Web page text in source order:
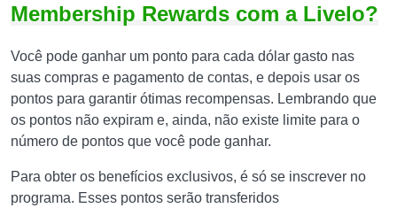
Membership Rewards com a Livelo?
Você pode ganhar um ponto para cada dólar gasto nas
suas compras e pagamento de contas, e depois usar os
pontos para garantir ótimas recompensas. Lembrando que
os pontos não expiram e, ainda, não existe limite para o
número de pontos que você pode ganhar.
Para obter os benefícios exclusivos, é só se inscrever no
programa. Esses pontos serão transferidos